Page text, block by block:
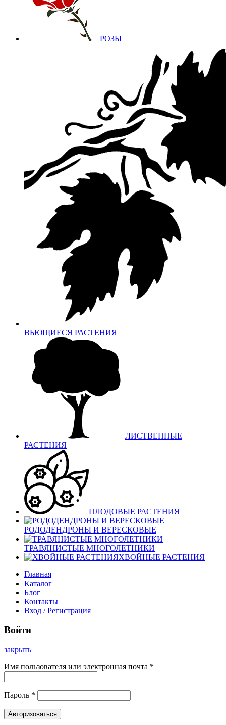
РОЗЫ
ВЬЮЩИЕСЯ РАСТЕНИЯ
ЛИСТВЕННЫЕ
РАСТЕНИЯ
ПЛОДОВЫЕ РАСТЕНИЯ
РОДОДЕНДРОНЫ И ВЕРЕСКОВЫЕ
ТРАВЯНИСТЫЕ МНОГОЛЕТНИКИ
ХВОЙНЫЕ РАСТЕНИЯ
Главная
Каталог
Блог
Контакты
Вход / Регистрация
Войти
закрыть
Имя пользователя или электронная почта *
Пароль *
Авторизоваться